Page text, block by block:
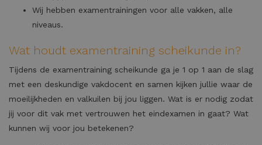
Wij hebben examentrainingen voor alle vakken, alle
niveaus.
Wat houdt examentraining scheikunde in?
Tijdens de examentraining scheikunde ga je 1 op 1 aan de slag
met een deskundige vakdocent en samen kijken jullie waar de
moeilijkheden en valkuilen bij jou liggen. Wat is er nodig zodat
jij voor dit vak met vertrouwen het eindexamen in gaat? Wat
kunnen wij voor jou betekenen?